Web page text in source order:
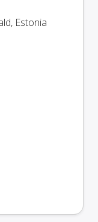
, Estonia